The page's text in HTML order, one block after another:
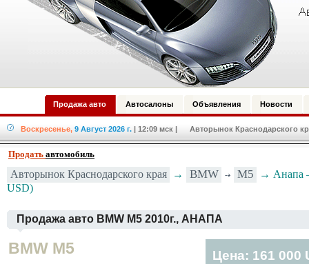
Продажа авто Автосалоны Объявления Новости
Воскресенье, 9 Август 2026 г. | 12:09 мск | Авторынок Краснодарского
Продать автомобиль
Авторынок Краснодарского края → BMW M5
→ Анапа
USD)
Продажа авто BMW M5 2010г., АНАПА
BMW M5 Цена: 161 000